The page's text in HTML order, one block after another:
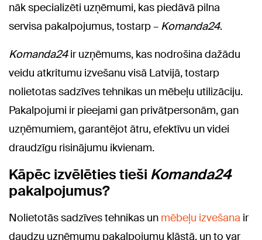
nāk specializēti uzņēmumi, kas piedāvā pilna
servisa pakalpojumus, tostarp – Komanda24.
Komanda24ir uzņēmums, kas nodrošina dažādu
veidu atkritumu izvešanu visā Latvijā, tostarp
nolietotas sadzīves tehnikas un mēbeļu utilizāciju.
Pakalpojumi ir pieejami gan privātpersonām, gan
uzņēmumiem, garantējot ātru, efektīvu un videi
draudzīgu risinājumu ikvienam.
Kāpēc izvēlēties tieši Komanda24
pakalpojumus?
Nolietotās sadzīves tehnikas un mēbeļu izvešana ir
daudzu uzņēmumu pakalpojumu klāstā, un to var